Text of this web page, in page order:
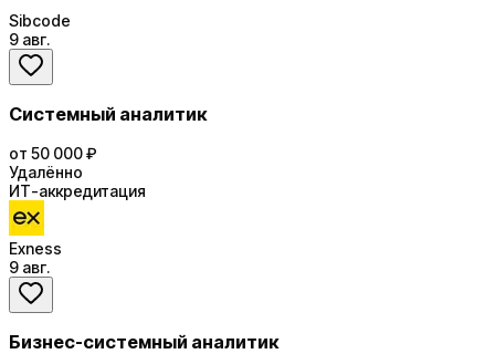
Sibcode
9 авг.
Системный аналитик
от 50 000 ₽
Удалённо
ИТ-аккредитация
Exness
9 авг.
Бизнес-системный аналитик